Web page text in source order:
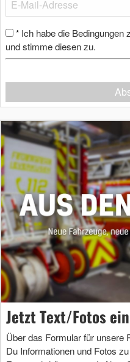
* Ich habe die Bedingungen
und stimme diesen zu.
Jetzt Text/Fotos
Über das Formular für unsere
Du Informationen und Fotos